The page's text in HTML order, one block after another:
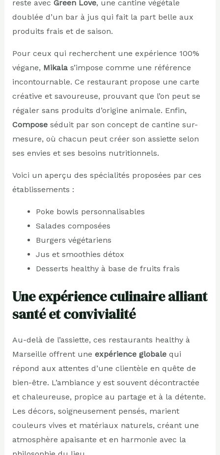
reste avec Green Love, une cantine végétale
doublée d’un bar à jus qui fait la part belle aux
produits frais et de saison.
Pour ceux qui recherchent une expérience 100%
végane, Mikalas’impose comme une référence
incontournable. Ce restaurant propose une carte
créative et savoureuse, prouvant que l’on peut se
régaler sans produits d’origine animale. Enfin,
Composeséduit par son concept de cantine sur-
mesure, où chacun peut créer son assiette selon
ses envies et ses besoins nutritionnels.
Voici un aperçu des spécialités proposées par ces
établissements :
Poke bowls personnalisables
Salades composées
Burgers végétariens
Jus et smoothies détox
Desserts healthy à base de fruits frais
Une expérience culinaire alliant
santé et convivialité
Au-delà de l’assiette, ces restaurants healthy à
Marseille offrent une expérience globalequi
répond aux attentes d’une clientèle en quête de
bien-être. L’ambiance y est souvent décontractée
et chaleureuse, propice au partage et à la détente.
Les décors, soigneusement pensés, marient
couleurs vives et matériaux naturels, créant une
atmosphère apaisante et en harmonie avec la